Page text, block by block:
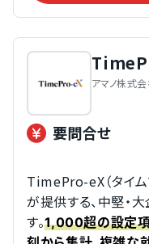
アマノ株式
要問合せ
TimePro-eX（タイム
が提供する、中堅・
す。1,000超の設定項